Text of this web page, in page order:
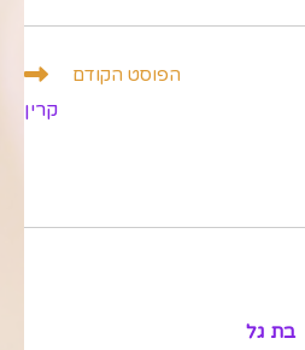
הפוסט הקודם
קרין
בת גל